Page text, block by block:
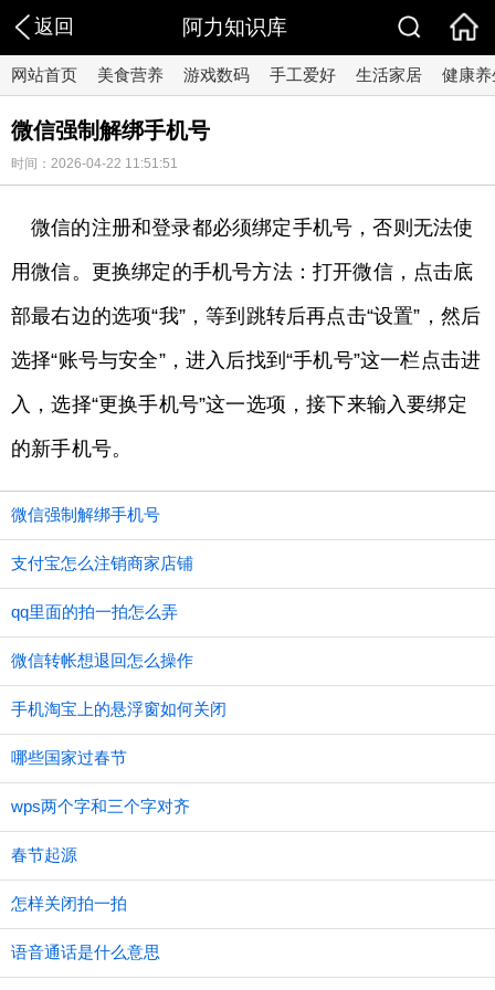
返回 阿力知识库
网站首页 美食营养 游戏数码 手工爱好 生活家居 健康养
微信强制解绑手机号
时间：2026-04-22 11:51:51
微信的注册和登录都必须绑定手机号，否则无法使
用微信。更换绑定的手机号方法：打开微信，点击底
部最右边的选项“我”，等到跳转后再点击“设置”，然后
选择“账号与安全”，进入后找到“手机号”这一栏点击进
入，选择“更换手机号”这一选项，接下来输入要绑定
的新手机号。
微信强制解绑手机号
支付宝怎么注销商家店铺
qq里面的拍一拍怎么弄
微信转帐想退回怎么操作
手机淘宝上的悬浮窗如何关闭
哪些国家过春节
wps两个字和三个字对齐
春节起源
怎样关闭拍一拍
语音通话是什么意思